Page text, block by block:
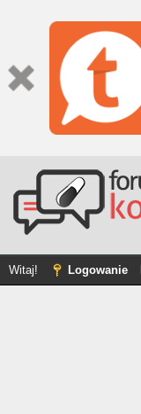
Witaj! Logowanie